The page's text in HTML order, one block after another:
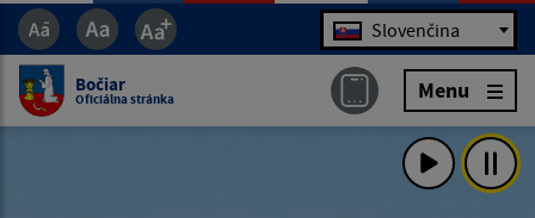
Jazyk Slovenčina
Bočiar
Oficiálna stránka Menu